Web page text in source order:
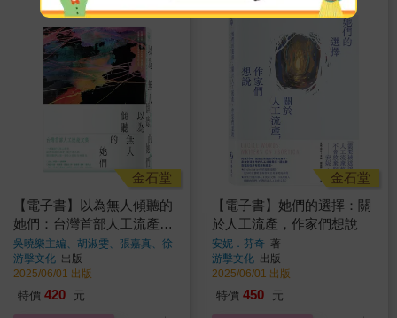
金石堂
【電子書】以為無人傾聽的
她們：台灣首部人工流產文
集
吳曉樂主編、胡淑雯、張嘉真、徐
珮芬、鄧九雲、陳宜倩、吳燕秋、
梁秋虹、烏烏醫師
游擊文化 出版
2025/06/01 出版
特價 420 元
金石堂
【電子書】她們的選擇：關
於人工流產，作家們想說
安妮．芬奇 著
游擊文化 出版
2025/06/01 出版
特價 450 元